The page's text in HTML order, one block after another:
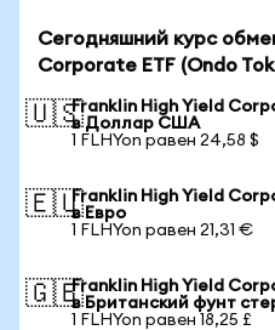
Сегодняшний курс
Corporate ETF (Ondo
🇺🇸Franklin High Yield
в Доллар США
1 FLHYon равен 24,58 $
🇪🇺Franklin High Yield
в Евро
1 FLHYon равен 21,31 €
🇬🇧Franklin High Yield
в Британский фунт
1 FLHYon равен 18,25 £